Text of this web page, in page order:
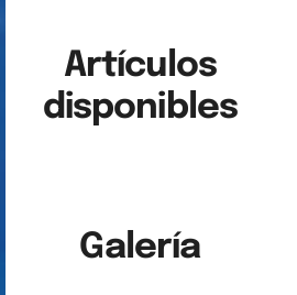
Artículos
disponibles
Galería